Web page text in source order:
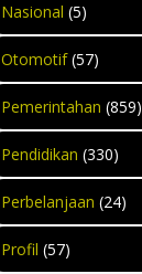
Nasional (5)
Otomotif(57)
Pemerintahan (859)
Pendidikan (330)
Perbelanjaan (24)
Profil (57)